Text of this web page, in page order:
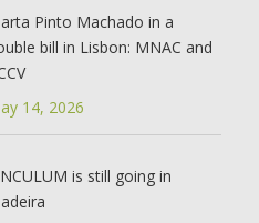
Pinto Machado in a
bill in Lisbon: MNAC and
14, 2026
is still going in